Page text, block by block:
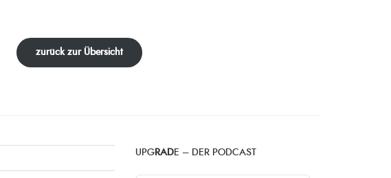
zurück zur Übersicht
UPG RADE – DER PODCAST